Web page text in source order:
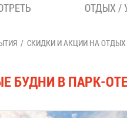
ОТДЫХ /
СКИДКИ И АКЦИИ НА
БУДНИ В ПАРК-